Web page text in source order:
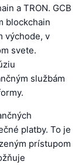
a TRON. GCB
blockchain
východe, v
svete.
službám
platby. To je
prístupom